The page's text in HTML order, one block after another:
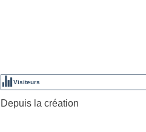
Visiteurs
Depuis la création